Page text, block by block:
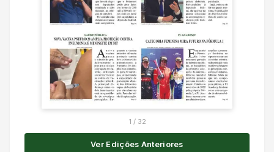
1 / 32
Ver Edições Anteriores